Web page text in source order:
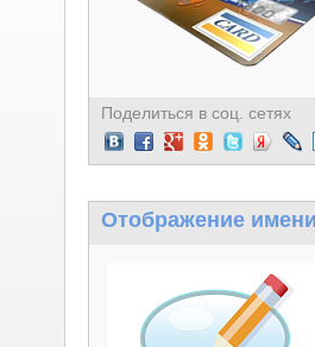
Поделиться в соц. сетях
Отображение